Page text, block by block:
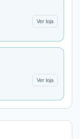
Ver loja
Ver loja